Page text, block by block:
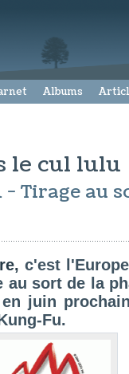
Albums
le cul lulu
- Tirage au
c'est
au sort de la
juin
Fu.